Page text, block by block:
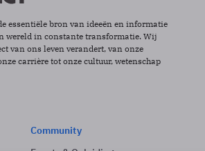
essentiële bron van ideeën en informatie
wereld in constante transformatie. Wij
van ons leven verandert, van onze
carrière tot onze cultuur, wetenschap
Community